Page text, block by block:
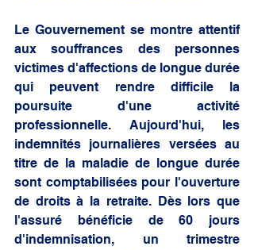
Le Gouvernement se montre attentif
aux souffrances des personnes
victimes d'affections de longue durée
qui peuvent rendre difficile la
poursuite d'une activité
professionnelle. Aujourd'hui, les
indemnités journalières versées au
titre de la maladie de longue durée
sont comptabilisées pour l'ouverture
de droits à la retraite. Dès lors que
l'assuré bénéficie de 60 jours
d'indemnisation, un trimestre